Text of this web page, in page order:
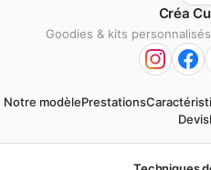
Créa
Goodies & kits
Notre modèlePrestations
Devis